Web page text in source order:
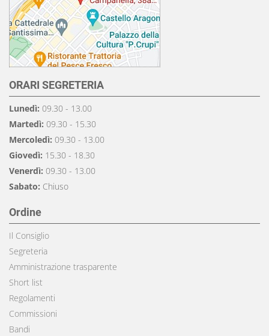
ORARI SEGRETERIA
Lunedì: 09.30 - 13.00
Martedì: 09.30 - 15.30
Mercoledì: 09.30 - 13.00
Giovedì: 15.30 - 18.30
Venerdì: 09.30 - 13.00
Sabato: Chiuso
Ordine
Il Consiglio
Segreteria
Amministrazione trasparente
Short list
Regolamenti
Commissioni
Bandi